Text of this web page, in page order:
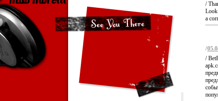
/
Look
a
/
/